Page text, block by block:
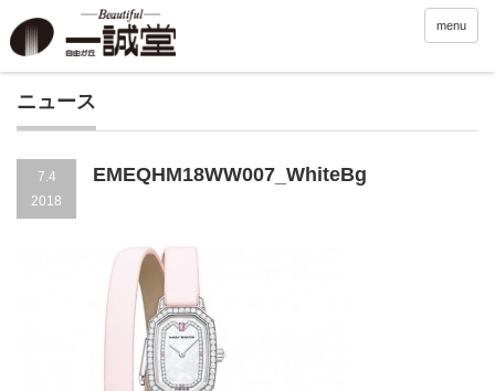
menu
ニュース
7.4
2018
EMEQHM18WW007_WhiteBg